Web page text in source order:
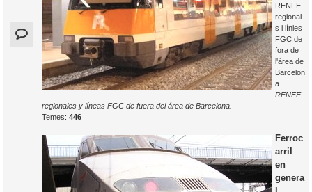
RENFE
regional
s i línies
FGC de
fora de
l'àrea de
Barcelon
a.
RENFE
regionales y líneas FGC de fuera del área de Barcelona.
Temes: 446
Ferroc
arril
en
genera